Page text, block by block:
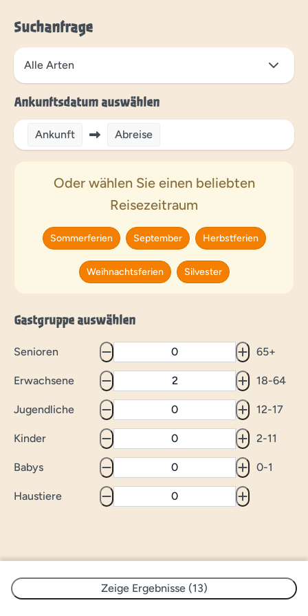
Suchanfrage
Ankunftsdatum auswählen
Ankunft Abreise
Oder wählen Sie einen beliebten
Reisezeitraum
Sommerferien September Herbstferien
Weihnachtsferien Silvester
Gastgruppe auswählen
Senioren 65+
Erwachsene 18-64
Jugendliche 12-17
Kinder 2-11
Babys 0-1
Haustiere
Zeige Ergebnisse (13)